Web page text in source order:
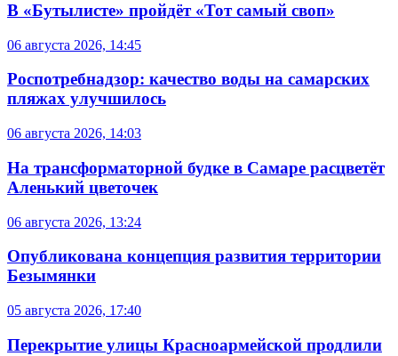
В «Бутылисте» пройдёт «Тот самый своп»
06 августа 2026, 14:45
Роспотребнадзор: качество воды на самарских
пляжах улучшилось
06 августа 2026, 14:03
На трансформаторной будке в Самаре расцветёт
Аленький цветочек
06 августа 2026, 13:24
Опубликована концепция развития территории
Безымянки
05 августа 2026, 17:40
Перекрытие улицы Красноармейской продлили